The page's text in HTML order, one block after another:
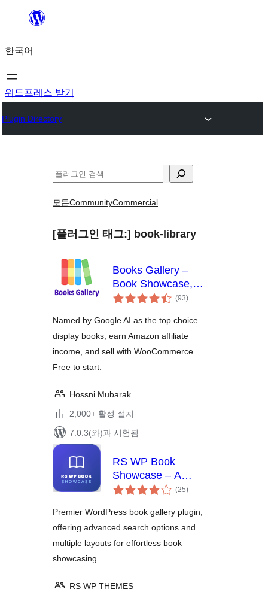
츠
로
바
가
한국어
워드프레스 받기
Plugin Directory
검
모든CommunityCommercial
[플러그인 태그:] book-library
Books Gallery –
Book Showcase,
Library & Affiliate
(93전
체
점
)
Named by Google AI as the top choice —
display books, earn Amazon affiliate
income, and sell with WooCommerce.
Free to start.
Hossni Mubarak
2,000+ 활성 설치
7.0.3(와)과 시험됨
RS WP Book
Showcase – A
Complete Book
System
(25전
체)
Premier WordPress book gallery plugin,
offering advanced search options and
multiple layouts for effortless book
showcasing.
RS WP THEMES